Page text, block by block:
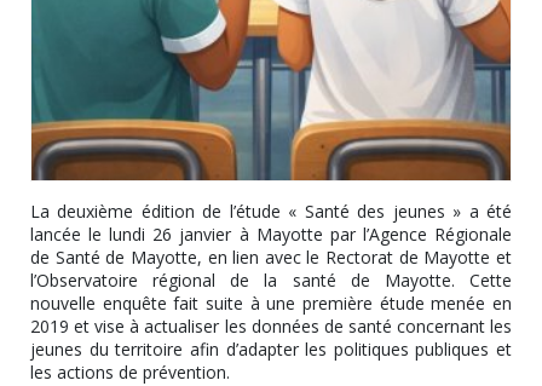
La deuxième édition de l’étude « Santé des jeunes » a été
lancée le lundi 26 janvier à Mayotte par l’Agence Régionale
de Santé de Mayotte, en lien avec le Rectorat de Mayotte et
l’Observatoire régional de la santé de Mayotte. Cette
nouvelle enquête fait suite à une première étude menée en
2019 et vise à actualiser les données de santé concernant les
jeunes du territoire afin d’adapter les politiques publiques et
les actions de prévention.